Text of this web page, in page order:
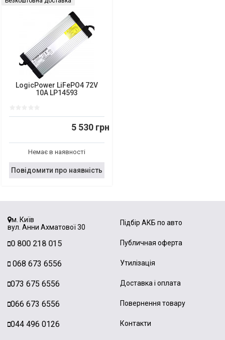
LogicPower LiFePO4 72V
10A LP14593
5 530 грн
Немає в наявності
Повідомити про наявність
м. Київ
вул. Анни Ахматової 30
0 800 218 015
068 673 6556
073 675 6556
066 673 6556
044 496 0126
Підбір АКБ по авто
Публичная оферта
Утилізація
Доставка і оплата
Повернення товару
Контакти